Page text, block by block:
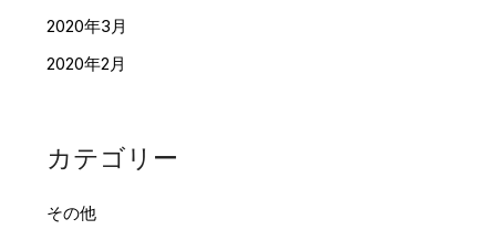
2020年3月
2020年2月
カテゴリー
その他